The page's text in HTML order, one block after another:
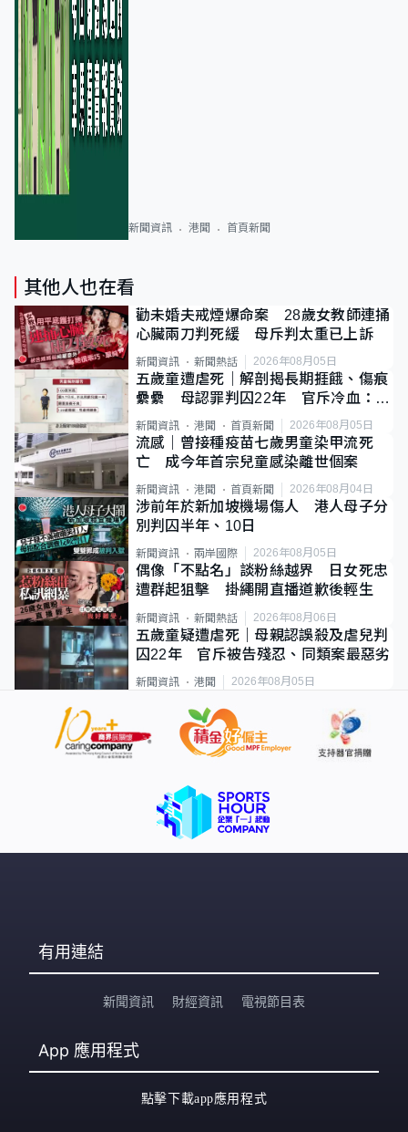
新聞資訊 港聞 首頁新聞
其他人也在看
勸未婚夫戒煙爆命案 28歲女教師連捅
心臟兩刀判死緩 母斥判太重已上訴
新聞資訊 新聞熱話 2026年08月05日
五歲童遭虐死｜解剖揭長期捱餓、傷痕
纍纍 母認罪判囚22年 官斥冷血：同
類案最惡劣
新聞資訊 港聞 首頁新聞 2026年08月05日
流感｜曾接種疫苗七歲男童染甲流死
亡 成今年首宗兒童感染離世個案
新聞資訊 港聞 首頁新聞 2026年08月04日
涉前年於新加坡機場傷人 港人母子分
別判囚半年、10日
新聞資訊 兩岸國際 2026年08月05日
偶像「不點名」談粉絲越界 日女死忠
遭群起狙擊 掛繩開直播道歉後輕生
新聞資訊 新聞熱話 2026年08月06日
五歲童疑遭虐死｜母親認誤殺及虐兒判
囚22年 官斥被告殘忍、同類案最惡劣
新聞資訊 港聞 2026年08月05日
有用連結
新聞資訊 財經資訊 電視節目表
App 應用程式
點擊下載app應用程式